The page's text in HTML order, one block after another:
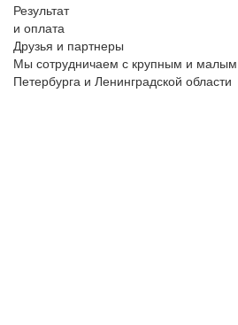
Результат
и оплата
Друзья и партнеры
Мы сотрудничаем с крупным и малым
Петербурга и Ленинградской области